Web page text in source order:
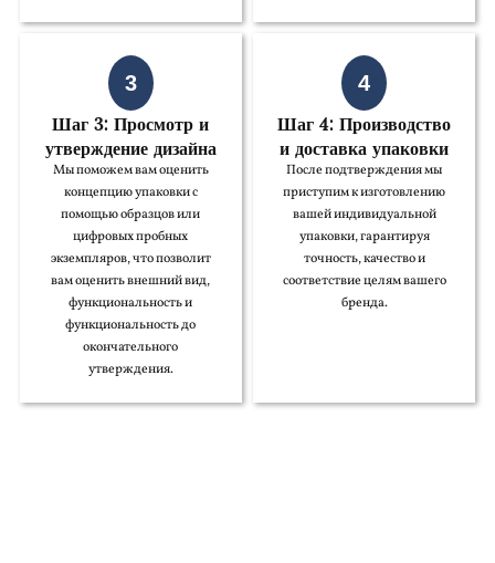
3
Шаг 3: Просмотр и
утверждение дизайна
Мы поможем вам оценить
концепцию упаковки с
помощью образцов или
цифровых пробных
экземпляров, что позволит
вам оценить внешний вид,
функциональность и
функциональность до
окончательного
утверждения.
4
Шаг 4: Производство
и доставка упаковки
После подтверждения мы
приступим к изготовлению
вашей индивидуальной
упаковки, гарантируя
точность, качество и
соответствие целям вашего
бренда.